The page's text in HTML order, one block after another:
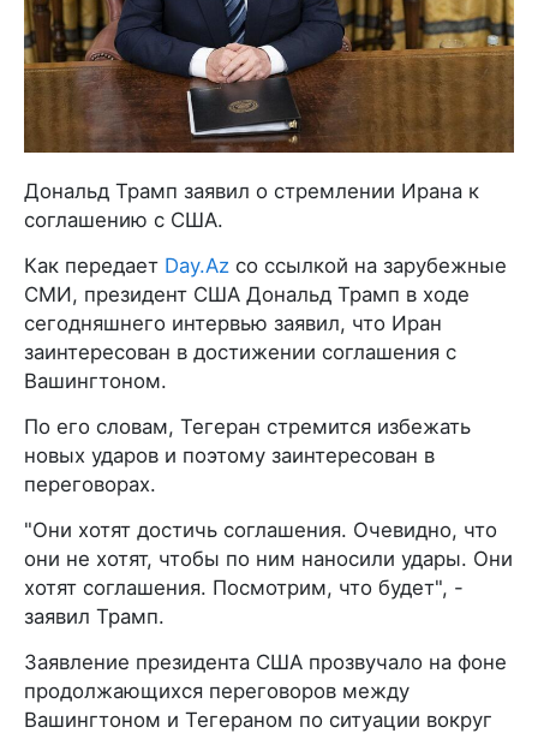
Дональд Трамп заявил о стремлении Ирана к
соглашению с США.
Как передает Day.Az со ссылкой на зарубежные
СМИ, президент США Дональд Трамп в ходе
сегодняшнего интервью заявил, что Иран
заинтересован в достижении соглашения с
Вашингтоном.
По его словам, Тегеран стремится избежать
новых ударов и поэтому заинтересован в
переговорах.
"Они хотят достичь соглашения. Очевидно, что
они не хотят, чтобы по ним наносили удары. Они
хотят соглашения. Посмотрим, что будет", -
заявил Трамп.
Заявление президента США прозвучало на фоне
продолжающихся переговоров между
Вашингтоном и Тегераном по ситуации вокруг